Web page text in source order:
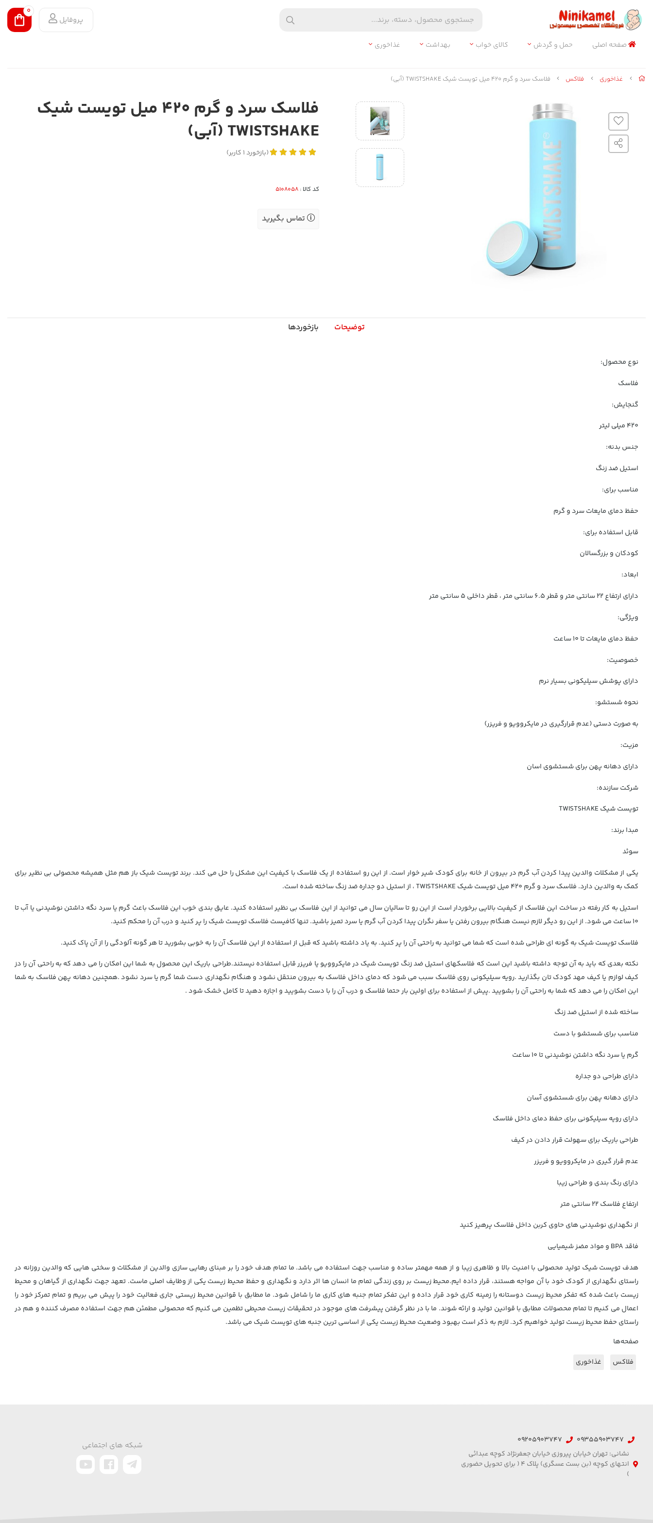
پروفایل
0
صفحه اصلی حمل و گردش کالای خواب بهداشت غذاخوری
غذاخوری فلاکس فلاسک سرد و گرم 420 میل تویست شیک TWISTSHAKE (آبی)
فلاسک سرد و گرم 420 میل تویست شیک
TWISTSHAKE (آبی)
(بازخورد کاربر)
کد کالا :
تماس بگیرید
توضیحات بازخوردها
نوع محصول:
فلاسک
گنجایش:
420 میلی لیتر
جنس بدنه:
استیل ضد زنگ
مناسب برای:
حفظ دمای مایعات سرد و گرم
قابل استفاده برای:
کودکان و بزرگسالان
ابعاد:
دارای ارتفاع 22 سانتی متر و قطر 6.5 سانتی متر ، قطر داخلی 5 سانتی متر
ویژگی:
حفظ دمای مایعات تا 10 ساعت
خصوصیت:
دارای پوشش سیلیکونی بسیار نرم
نحوه شستشو:
به صورت دستی (عدم قرارگیری در مایکروویو و فریزر)
مزیت:
دارای دهانه پهن برای شستشوی اسان
شرکت سازنده:
تویست شیک TWISTSHAKE
مبدا برند:
سوئد
یکی از مشکلات والدین پیدا کردن آب گرم در بیرون از خانه برای کودک شیر خوار است. از این رو استفاده از یک فلاسک با کیفیت این مشکل را حل می کند. برند تویست شیک باز هم مثل همیشه محصولی بی نظیر برای
کمک به والدین دارد. فلاسک سرد و گرم 420 میل تویست شیک TWISTSHAKE ، از استیل دو جداره ضد زنگ ساخته شده است.
استیل به کار رفته در ساخت این فلاسک از کیفیت بالایی برخوردار است از این رو تا سالیان سال می توانید از این فلاسک بی نظیر استفاده کنید. عایق بندی خوب این فلاسک باعث گرم یا سرد نگه داشتن نوشیدنی یا آب تا
۱۰ ساعت می شود. از این رو دیگر لازم نیست هنگام بیرون رفتن یا سفر نگران پیدا کردن آب گرم یا سرد تمیز باشید. تنها کافیست فلاسک تویست شیک را پر کنید و درب آن را محکم کنید.
فلاسک تویست شیک به گونه ای طراحی شده است که شما می توانید به راحتی آن را پر کنید. به یاد داشته باشید که قبل از استفاده از این فلاسک آن را به خوبی بشورید تا هر گونه آلودگی را از آن پاک کنید.
نکته بعدی که باید به آن توجه داشته باشید این است که فلاسکهای استیل ضد زنگ تویست شیک در مایکروویو یا فریزر قابل استفاده نیستند.طراحی باریک این محصول به شما این امکان را می دهد که به راحتی آن را دز
کیف لوازم یا کیف مهد کودک تان بگذارید .رویه سیلیکونی روی فلاسک سبب می شود که دمای داخل فلاسک به بیرون منتقل نشود و هنگام نگهداری دست شما گرم یا سرد نشود .همچنین دهانه پهن فلاسک به شما
این امکان را می دهد که شما به راحتی آن را بشویید .پیش از استفاده برای اولین بار حتما فلاسک و درب آن را با دست بشویید و اجازه دهید تا کامل خشک شود .
ساخته شده از استیل ضد زنگ
مناسب برای شستشو با دست
گرم یا سرد نگه داشتن نوشیدنی تا 10 ساعت
دارای طراحی دو جداره
دارای دهانه پهن برای شستشوی آسان
دارای رویه سیلیکونی برای حفظ دمای داخل فلاسک
طراحی باریک برای سهولت قرار دادن در کیف
عدم قرار گیری در مایکروویو و فریزر
دارای رنگ بندی و طراحی زیبا
ارتفاع فلاسک 22 سانتی متر
از نگهداری نوشیدنی های حاوی کربن داخل فلاسک پرهیز کنید
فاقد BPA و مواد مضز شیمیایی
هدف تویست شیک تولید محصولی با امنیت بالا و ظاهری زیبا و از همه مهمتر ساده و مناسب جهت استفاده می باشد. ما تمام هدف خود را بر مبنای رهایی سازی والدین از مشکلات و سختی هایی که والدین روزانه در
راستای نگهداری از کودک خود با آن مواجه هستند، قرار داده ایم.محیط زیست بر روی زندگی تمام ما انسان ها اثر دارد و نگهداری و حفظ محیط زیست یکی از وظایف اصلی ماست. تعهد جهت نگهداری از گیاهان و محیط
زیست باعث شده که تفکر محیط زیست دوستانه را زمینه کاری خود قرار داده و این تفکر تمام جنبه های کاری ما را شامل شود. ما مطابق با قوانین محیط زیستی جاری فعالیت خود را پیش می بریم و تمام تمرکز خود را
اعمال می کنیم تا تمام محصولات مطابق با قوانین تولید و ارائه شوند. ما با در نظر گرفتن پیشرفت های موجود در تحقیقات زیست محیطی تظمین می کنیم که محصولی مطمئن هم جهت استفاده مصرف کننده و هم در
راستای حفظ محیط زیست تولید خواهیم کرد. لازم به ذکر است بهبود وضعیت محیظ زیست یکی از اساسی ترین جنبه های تویست شیک می باشد.
صفحه‌ها
فلاکس
غذاخوری
09355903747
09205903747
نشانی: تهران خیابان پیروزی خیابان جعفرنژاد کوچه عبدائی
انتهای کوچه (بن بست عسگری) پلاک 4 ( برای تحویل حضوری
)
شبکه های اجتماعی